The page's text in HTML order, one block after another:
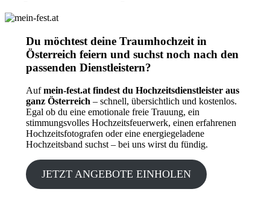
Du möchtest deine Traumhochzeit in
Österreich feiern und suchst noch nach den
passenden Dienstleistern?
Aufmein-fest.at findest du Hochzeitsdienstleister aus
ganz Österreich– schnell, übersichtlich und kostenlos.
Egal ob du eine emotionale freie Trauung, ein
stimmungsvolles Hochzeitsfeuerwerk, einen erfahrenen
Hochzeitsfotografen oder eine energiegeladene
Hochzeitsband suchst – bei uns wirst du fündig.
JETZT ANGEBOTE EINHOLEN